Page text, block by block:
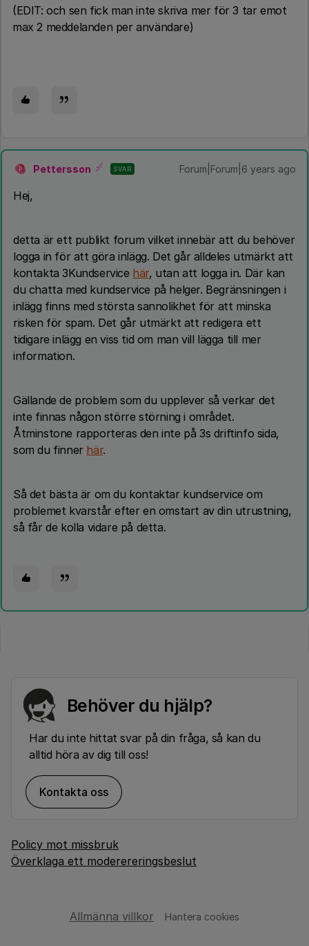
(EDIT: och sen fick man inte skriva mer för 3 tar emot
max 2 meddelanden per användare)
P Pettersson SVAR Forum|Forum|6 years ago
Hej,
detta är ett publikt forum vilket innebär att du behöver
logga in för att göra inlägg. Det går alldeles utmärkt att
kontakta 3Kundservice här, utan att logga in. Där kan
du chatta med kundservice på helger. Begränsningen i
inlägg finns med största sannolikhet för att minska
risken för spam. Det går utmärkt att redigera ett
tidigare inlägg en viss tid om man vill lägga till mer
information.
Gällande de problem som du upplever så verkar det
inte finnas någon större störning i området.
Åtminstone rapporteras den inte på 3s driftinfo sida,
som du finner här.
Så det bästa är om du kontaktar kundservice om
problemet kvarstår efter en omstart av din utrustning,
så får de kolla vidare på detta.
Behöver du hjälp?
Har du inte hittat svar på din fråga, så kan du
alltid höra av dig till oss!
Kontakta oss
Policy mot missbruk
Överklaga ett moderereringsbeslut
Allmänna villkor Hantera cookies